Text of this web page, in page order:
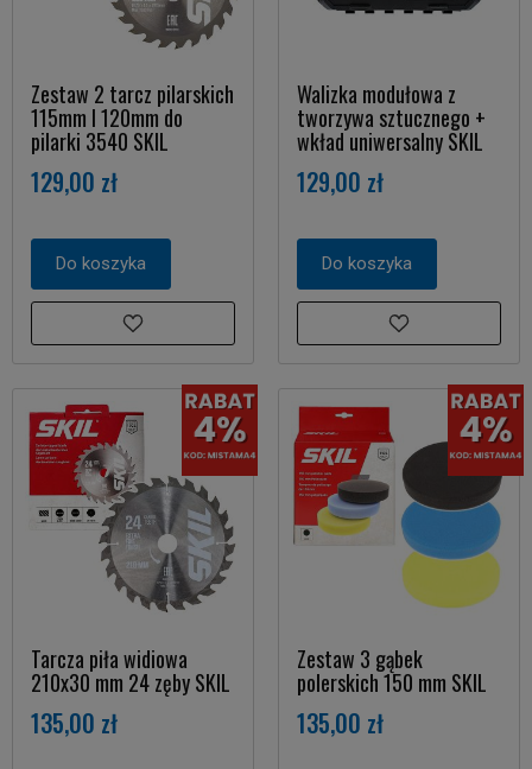
Zestaw 2 tarcz pilarskich
115mm I 120mm do
pilarki 3540 SKIL
129,00 zł
Do koszyka
Walizka modułowa z
tworzywa sztucznego +
wkład uniwersalny SKIL
129,00 zł
Do koszyka
Tarcza piła widiowa
210x30 mm 24 zęby SKIL
135,00 zł
Zestaw 3 gąbek
polerskich 150 mm SKIL
135,00 zł